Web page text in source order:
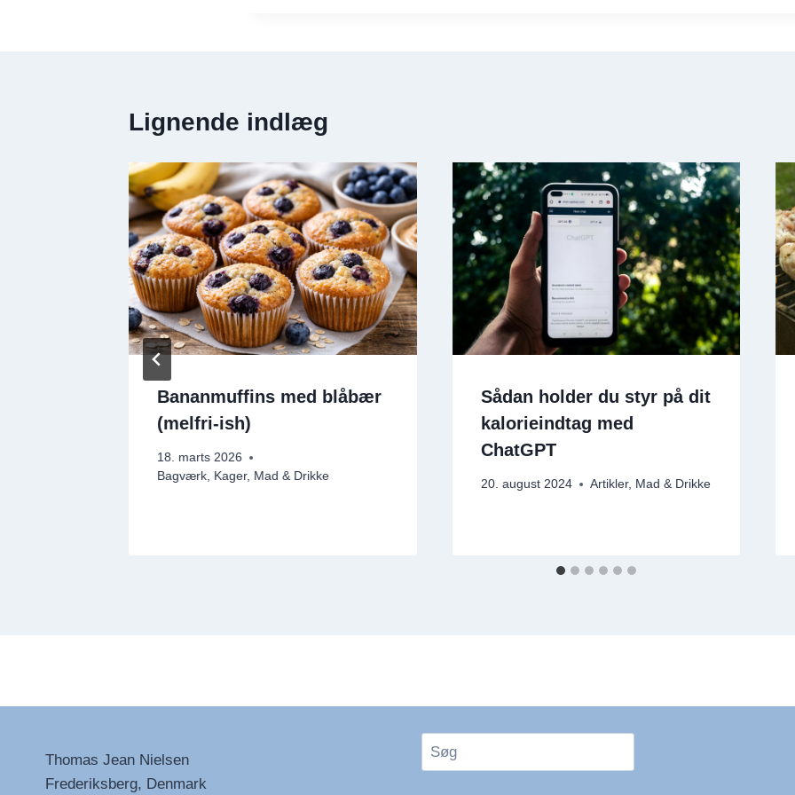
Lignende indlæg
Bananmuffins med blåbær
(melfri-ish)
18. marts 2026
Bagværk, Kager, Mad & Drikke
Sådan holder du styr på dit
kalorieindtag med
ChatGPT
20. august 2024 Artikler, Mad & Drikke
Thomas Jean Nielsen
Frederiksberg, Denmark
Søg